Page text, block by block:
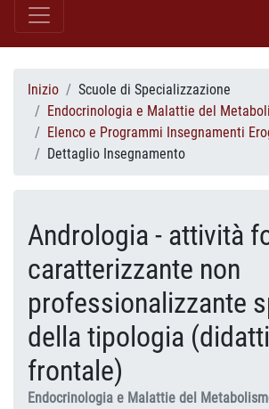
Inizio
Scuole di Specializzazione
Endocrinologia e Malattie del
Elenco e Programmi Insegnamenti
Dettaglio Insegnamento
Andrologia - attività
caratterizzante non
professionalizzante
della tipologia
frontale)
Endocrinologia e Malattie del